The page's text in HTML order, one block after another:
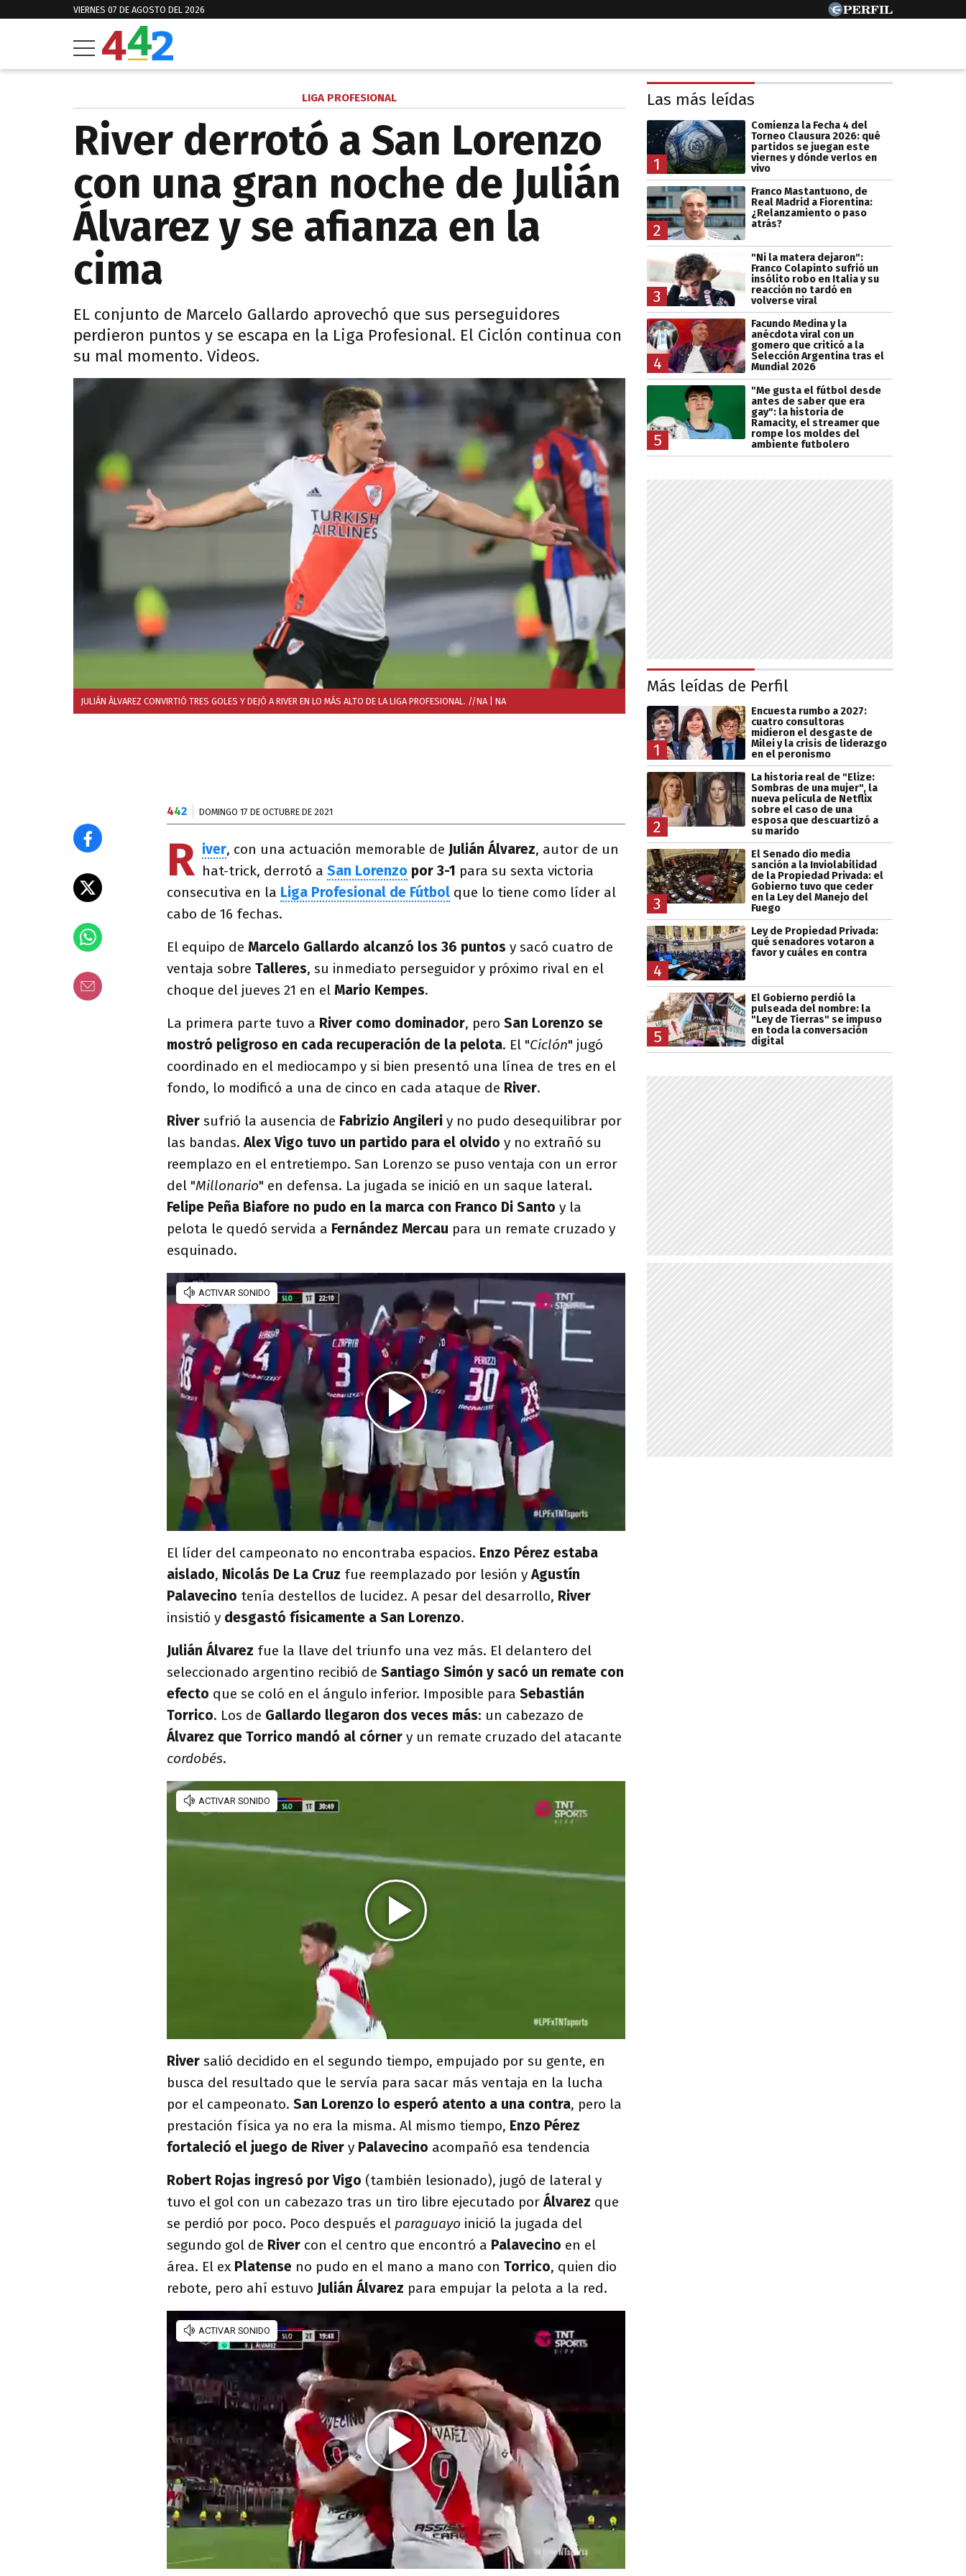
VIERNES 07 DE AGOSTO DEL 2026
LIGA PROFESIONAL
River derrotó a San Lorenzo
con una gran noche de Julián
Álvarez y se afianza en la
cima
EL conjunto de Marcelo Gallardo aprovechó que sus perseguidores
perdieron puntos y se escapa en la Liga Profesional. El Ciclón continua con
su mal momento. Videos.
JULIÁN ÁLVAREZ CONVIRTIÓ TRES GOLES Y DEJÓ A RIVER EN LO MÁS ALTO DE LA LIGA PROFESIONAL. //NA | NA
442 DOMINGO 17 DE OCTUBRE DE 2021
R iver, con una actuación memorable de Julián Álvarez, autor de un
hat-trick, derrotó a San Lorenzo por 3-1 para su sexta victoria
consecutiva en la Liga Profesional de Fútbol que lo tiene como líder al
cabo de 16 fechas.
El equipo de Marcelo Gallardo alcanzó los 36 puntos y sacó cuatro de
ventaja sobre Talleres, su inmediato perseguidor y próximo rival en el
choque del jueves 21 en el Mario Kempes.
La primera parte tuvo a River como dominador, pero San Lorenzo se
mostró peligroso en cada recuperación de la pelota. El "Ciclón" jugó
coordinado en el mediocampo y si bien presentó una línea de tres en el
fondo, lo modificó a una de cinco en cada ataque de River.
River sufrió la ausencia de Fabrizio Angileri y no pudo desequilibrar por
las bandas. Alex Vigo tuvo un partido para el olvido y no extrañó su
reemplazo en el entretiempo. San Lorenzo se puso ventaja con un error
del "Millonario" en defensa. La jugada se inició en un saque lateral.
Felipe Peña Biafore no pudo en la marca con Franco Di Santo y la
pelota le quedó servida a Fernández Mercau para un remate cruzado y
esquinado.
El líder del campeonato no encontraba espacios. Enzo Pérez estaba
aislado, Nicolás De La Cruz fue reemplazado por lesión yAgustín
Palavecino tenía destellos de lucidez. A pesar del desarrollo, River
insistió y desgastó físicamente a San Lorenzo.
Julián Álvarez fue la llave del triunfo una vez más. El delantero del
seleccionado argentino recibió de Santiago Simón y sacó un remate con
efecto que se coló en el ángulo inferior. Imposible para Sebastián
Torrico. Los de Gallardo llegaron dos veces más: un cabezazo de
Álvarez que Torrico mandó al córner y un remate cruzado del atacante
cordobés.
River salió decidido en el segundo tiempo, empujado por su gente, en
busca del resultado que le servía para sacar más ventaja en la lucha
por el campeonato. San Lorenzo lo esperó atento a una contra, pero la
prestación física ya no era la misma. Al mismo tiempo, Enzo Pérez
fortaleció el juego de River y Palavecino acompañó esa tendencia
Robert Rojas ingresó por Vigo (también lesionado), jugó de lateral y
tuvo el gol con un cabezazo tras un tiro libre ejecutado porÁlvarez que
se perdió por poco. Poco después el paraguayo inició la jugada del
segundo gol de River con el centro que encontró a Palavecino en el
área. El ex Platense no pudo en el mano a mano con Torrico, quien dio
rebote, pero ahí estuvo Julián Álvarez para empujar la pelota a la red.
Las más leídas
1
Comienza la Fecha 4 del
Torneo Clausura 2026: qué
partidos se juegan este
viernes y dónde verlos en
vivo
2
Franco Mastantuono, de
Real Madrid a Fiorentina:
¿Relanzamiento o paso
atrás?
3
"Ni la matera dejaron":
Franco Colapinto sufrió un
insólito robo en Italia y su
reacción no tardó en
volverse viral
4
Facundo Medina y la
anécdota viral con un
gomero que criticó a la
Selección Argentina tras el
Mundial 2026
5
"Me gusta el fútbol desde
antes de saber que era
gay": la historia de
Ramacity, el streamer que
rompe los moldes del
ambiente futbolero
Más leídas de Perfil
1
Encuesta rumbo a 2027:
cuatro consultoras
midieron el desgaste de
Milei y la crisis de liderazgo
en el peronismo
2
La historia real de "Elize:
Sombras de una mujer", la
nueva película de Netflix
sobre el caso de una
esposa que descuartizó a
su marido
3
El Senado dio media
sanción a la Inviolabilidad
de la Propiedad Privada: el
Gobierno tuvo que ceder
en la Ley del Manejo del
Fuego
4
Ley de Propiedad Privada:
qué senadores votaron a
favor y cuáles en contra
5
El Gobierno perdió la
pulseada del nombre: la
"Ley de Tierras" se impuso
en toda la conversación
digital